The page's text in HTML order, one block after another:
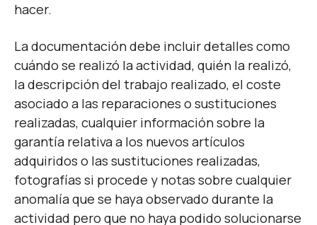
hacer.
La documentación debe incluir detalles como
cuándo se realizó la actividad, quién la realizó,
la descripción del trabajo realizado, el coste
asociado a las reparaciones o sustituciones
realizadas, cualquier información sobre la
garantía relativa a los nuevos artículos
adquiridos o las sustituciones realizadas,
fotografías si procede y notas sobre cualquier
anomalía que se haya observado durante la
actividad pero que no haya podido solucionarse